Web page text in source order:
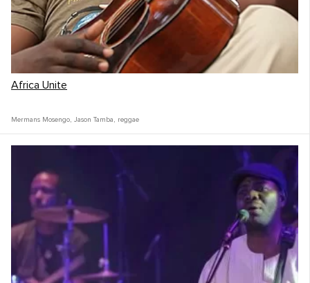
Africa Unite
Mermans Mosengo, Jason Tamba , reggae